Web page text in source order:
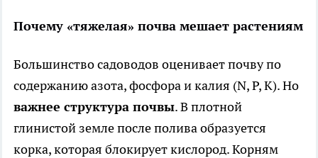
Почему «тяжелая» почва мешает растениям
Большинство садоводов оценивает почву по
содержанию азота, фосфора и калия (N, P, K). Но
важнее структура почвы. В плотной
глинистой земле после полива образуется
корка, которая блокирует кислород. Корням